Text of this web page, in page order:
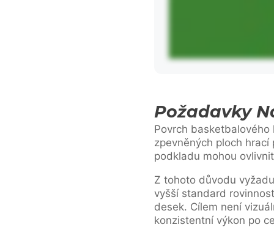
Požadavky
Povrch
zpevněných ploch
podkladu mohou
Z tohoto důvodu
vyšší standard
desek. Cílem není
konzistentní výkon po